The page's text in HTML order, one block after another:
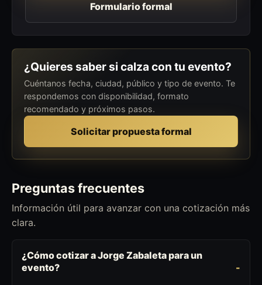
Formulario formal
¿Quieres saber si calza con tu evento?
Cuéntanos fecha, ciudad, público y tipo de evento. Te
respondemos con disponibilidad, formato
recomendado y próximos pasos.
Solicitar propuesta formal
Preguntas frecuentes
Información útil para avanzar con una cotización más
clara.
¿Cómo cotizar a Jorge Zabaleta para un
evento?